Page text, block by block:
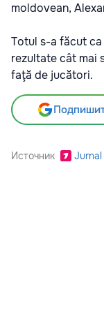
moldovean,
Totul s-a făcut
rezultate cât mai
faţă de jucători.
Источник Jurnal